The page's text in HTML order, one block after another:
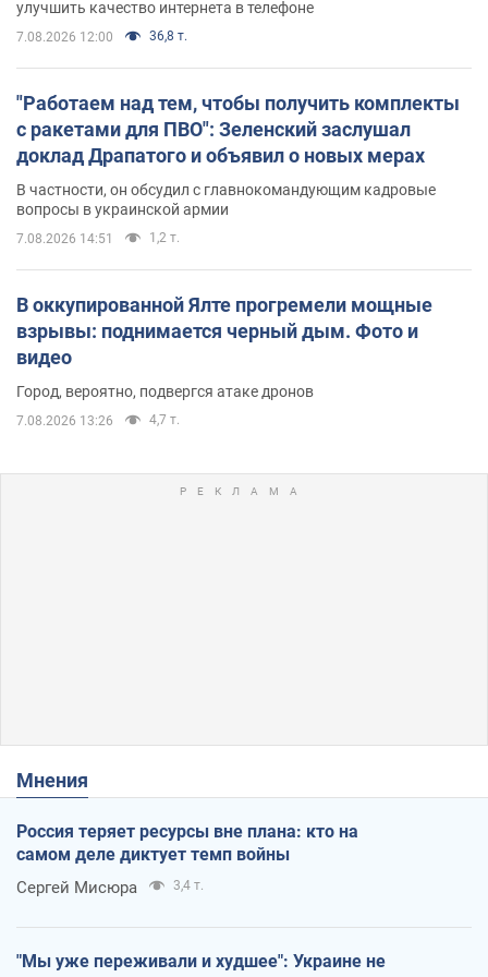
улучшить качество интернета в телефоне
7.08.2026 12:00 36,8 т.
"Работаем над тем, чтобы получить комплекты
с ракетами для ПВО": Зеленский заслушал
доклад Драпатого и объявил о новых мерах
В частности, он обсудил с главнокомандующим кадровые
вопросы в украинской армии
7.08.2026 14:51 1,2 т.
В оккупированной Ялте прогремели мощные
взрывы: поднимается черный дым. Фото и
видео
Город, вероятно, подвергся атаке дронов
7.08.2026 13:26 4,7 т.
Мнения
Россия теряет ресурсы вне плана: кто на
самом деле диктует темп войны
Сергей Мисюра 3,4 т.
"Мы уже переживали и худшее": Украине не